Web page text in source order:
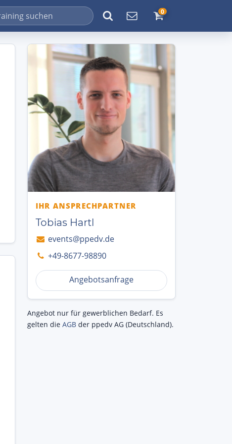
0
IHR ANSPRECHPARTNER
Tobias Hartl
events@ppedv.de
+49-8677-98890
Angebotsanfrage
Angebot nur für gewerblichen Bedarf. Es
gelten die AGB der ppedv AG (Deutschland).